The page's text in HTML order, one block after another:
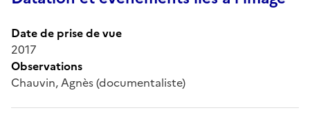
Date de prise de vue
2017
Observations
Chauvin, Agnès (documentaliste)